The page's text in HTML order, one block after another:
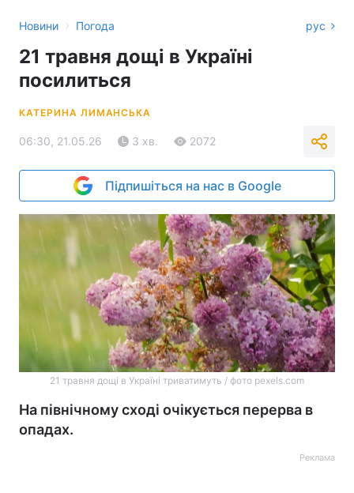
Новини › Погода рус
21 травня дощі в Україні
посилиться
КАТЕРИНА ЛИМАНСЬКА
06:30, 21.05.26 3 хв. 2072
Підпишіться на нас в Google
21 травня дощі в Україні триватимуть / фото pexels.com
На північному сході очікується перерва в
опадах.
Реклама